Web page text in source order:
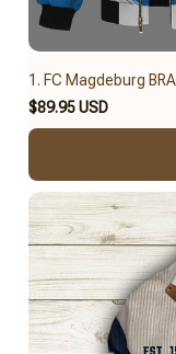
1. FC Magdeburg
$89.95 USD